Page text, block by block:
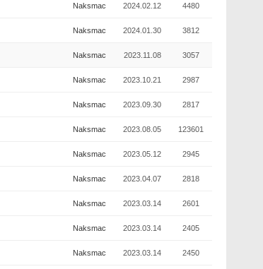
Naksmac 2024.02.12 4480
Naksmac 2024.01.30 3812
Naksmac 2023.11.08 3057
Naksmac 2023.10.21 2987
Naksmac 2023.09.30 2817
Naksmac 2023.08.05 123601
Naksmac 2023.05.12 2945
Naksmac 2023.04.07 2818
Naksmac 2023.03.14 2601
Naksmac 2023.03.14 2405
Naksmac 2023.03.14 2450